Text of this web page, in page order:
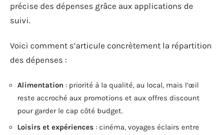
précise des dépenses grâce aux applications de
suivi.
Voici comment s’articule concrètement la répartition
des dépenses :
Alimentation : priorité à la qualité, au local, mais l’œil
reste accroché aux promotions et aux offres discount
pour garder le cap côté budget.
Loisirs et expériences : cinéma, voyages éclairs entre